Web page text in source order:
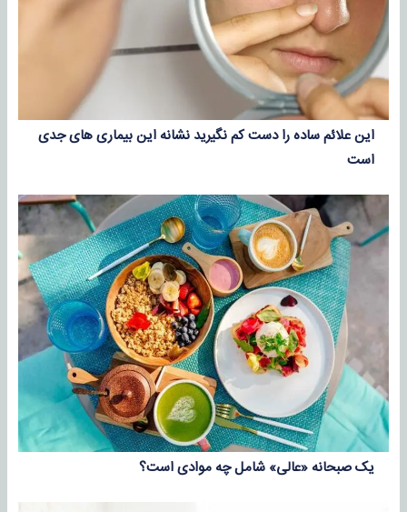
این علائم ساده را دست کم نگیرید نشانه این بیماری های جدی
است
یک صبحانه «عالی» شامل چه موادی است؟